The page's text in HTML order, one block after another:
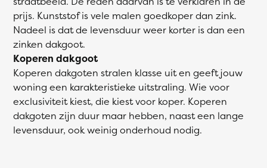
prijs. Kunststof is vele malen goedkoper dan zink.
Nadeel is dat de levensduur weer korter is dan een
zinken dakgoot.
Koperen dakgoot
Koperen dakgoten stralen klasse uit en geeft jouw
woning een karakteristieke uitstraling. Wie voor
exclusiviteit kiest, die kiest voor koper. Koperen
dakgoten zijn duur maar hebben, naast een lange
levensduur, ook weinig onderhoud nodig.